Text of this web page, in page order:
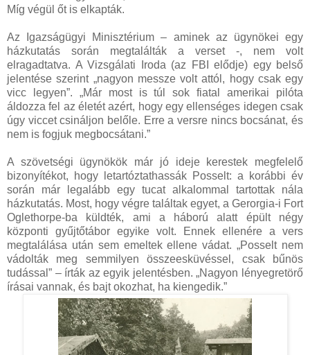
Míg végül őt is elkapták.
Az Igazságügyi Minisztérium – aminek az ügynökei egy
házkutatás során megtalálták a verset -, nem volt
elragadtatva. A Vizsgálati Iroda (az FBI elődje) egy belső
jelentése szerint „nagyon messze volt attól, hogy csak egy
vicc legyen”. „Már most is túl sok fiatal amerikai pilóta
áldozza fel az életét azért, hogy egy ellenséges idegen csak
úgy viccet csináljon belőle. Erre a versre nincs bocsánat, és
nem is fogjuk megbocsátani.”
A szövetségi ügynökök már jó ideje kerestek megfelelő
bizonyítékot, hogy letartóztathassák Posselt: a korábbi év
során már legalább egy tucat alkalommal tartottak nála
házkutatás. Most, hogy végre találtak egyet, a Gerorgia-i Fort
Oglethorpe-ba küldték, ami a háború alatt épült négy
központi gyűjtőtábor egyike volt. Ennek ellenére a vers
megtalálása után sem emeltek ellene vádat. „Posselt nem
vádolták meg semmilyen összeesküvéssel, csak bűnös
tudással” – írták az egyik jelentésben. „Nagyon lényegretörő
írásai vannak, és bajt okozhat, ha kiengedik.”